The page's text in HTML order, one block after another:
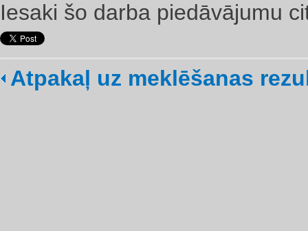
Iesaki šo darba piedāvājumu
Atpakaļ uz meklēšanas